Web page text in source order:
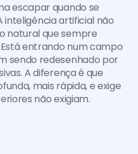
escapar quando se
inteligência artificial não
natural que sempre
entrando num campo
sendo redesenhado por
A diferença é que
mais rápida, e exige
não exigiam.